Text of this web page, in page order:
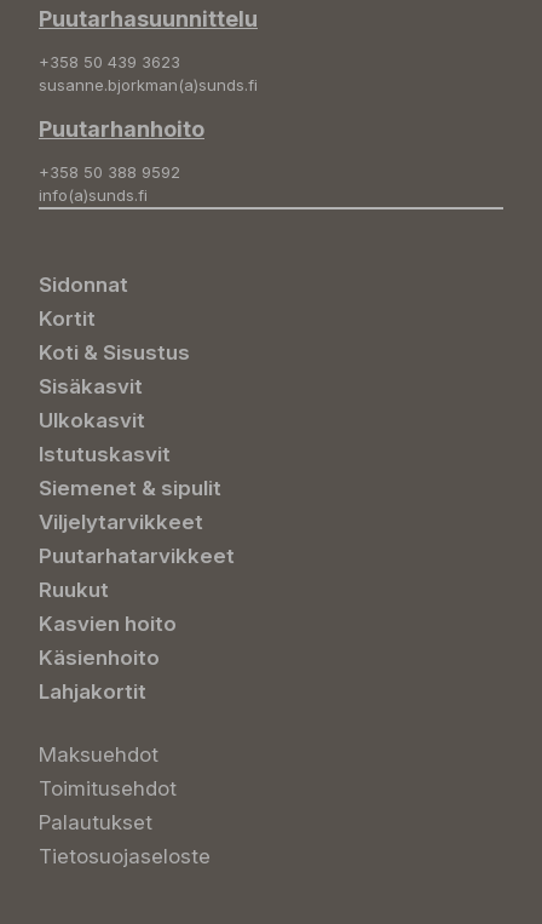
Puutarhasuunnittelu
+358 50 439 3623
susanne.bjorkman(a)sunds.fi
Puutarhanhoito
+358 50 388 9592
info(a)sunds.fi
Sidonnat
Kortit
Koti & Sisustus
Sisäkasvit
Ulkokasvit
Istutuskasvit
Siemenet & sipulit
Viljelytarvikkeet
Puutarhatarvikkeet
Ruukut
Kasvien hoito
Käsienhoito
Lahjakortit
Maksuehdot
Toimitusehdot
Palautukset
Tietosuojaseloste